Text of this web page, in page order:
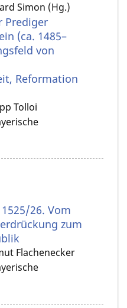
Simon (Hg.)
Prediger
(ca. 1485–
von
Reformation
Tolloi
26. Vom
zum
Flachenecker